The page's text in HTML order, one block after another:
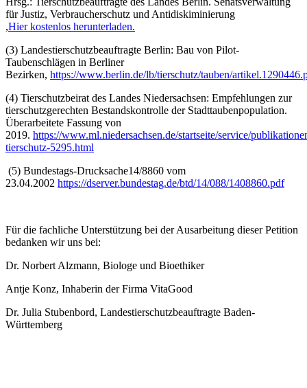
für Justiz, Verbraucherschutz und Antidiskiminierung
,Hier kostenlos herunterladen.
(3) Landestierschutzbeauftragte Berlin: Bau von Pilot-
Taubenschlägen in Berliner
Bezirken, https://www.berlin.de/lb/tierschutz/tauben/
(4) Tierschutzbeirat des Landes Niedersachsen: Empfehlungen zur
tierschutzgerechten Bestandskontrolle der Stadttaubenpopulation.
Überarbeitete Fassung von
2019. https://www.ml.niedersachsen.de/startseite/service/
tierschutz-5295.html
(5) Bundestags-Drucksache14/8860 vom
23.04.2002 https://dserver.bundestag.de/btd/14/088/1408860.pdf
Für die fachliche Unterstützung bei der Ausarbeitung dieser Petition
bedanken wir uns bei:
Dr. Norbert Alzmann, Biologe und Bioethiker
Antje Konz, Inhaberin der Firma VitaGood
Dr. Julia Stubenbord, Landestierschutzbeauftragte Baden-
Württemberg